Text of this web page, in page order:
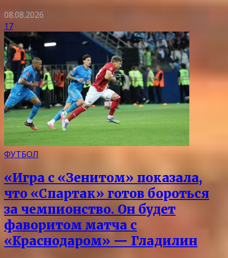
08.08.2026
17
ФУТБОЛ
«Игра с «Зенитом» показала,
что «Спартак» готов бороться
за чемпионство. Он будет
фаворитом матча с
«Краснодаром» — Гладилин